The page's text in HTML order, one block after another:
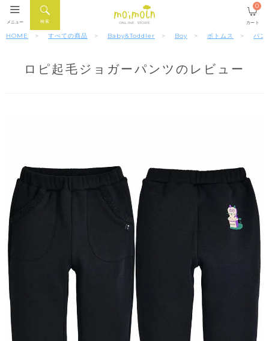
ONLINE STORE
検索
メニュー カート
0
HOME すべての商品 Baby&Toddler Boy ボトムス パン
ロピ起毛ジョガーパンツのレビュー